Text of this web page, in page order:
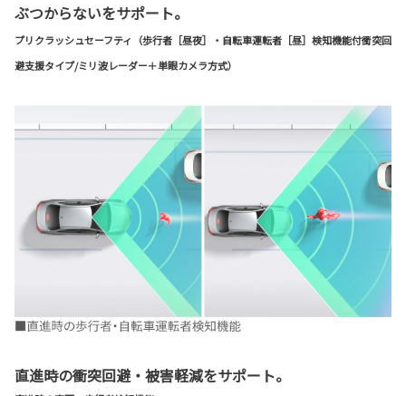
ぶつからないをサポート。
プリクラッシュセーフティ（歩行者［昼夜］・自転車運転者［昼］検知機能付衝突回
避支援タイプ/ミリ波レーダー＋単眼カメラ方式）
直進時の衝突回避・被害軽減をサポート。